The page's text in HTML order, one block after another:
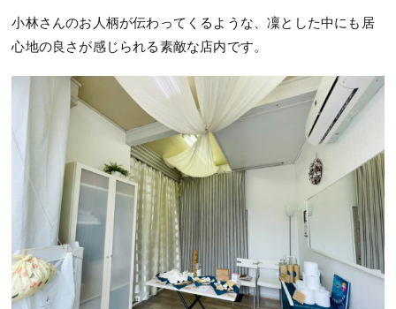
小林さんのお人柄が伝わってくるような、凜とした中にも居
心地の良さが感じられる素敵な店内です。